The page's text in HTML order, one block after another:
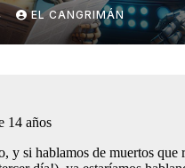
Por Inteligencia
EL CANGRIMÁN